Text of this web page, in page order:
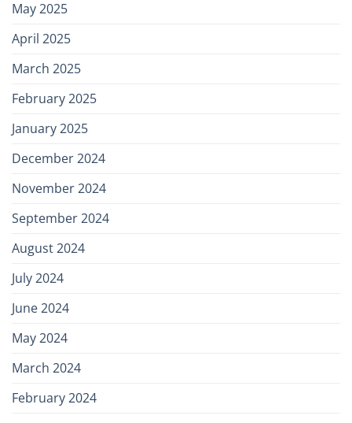
May 2025
April 2025
March 2025
February 2025
January 2025
December 2024
November 2024
September 2024
August 2024
July 2024
June 2024
May 2024
March 2024
February 2024